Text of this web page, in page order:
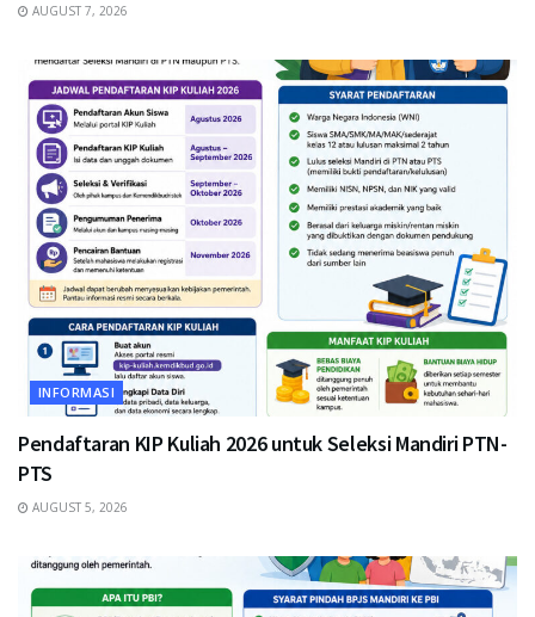
AUGUST 7, 2026
INFORMASI
Pendaftaran KIP Kuliah 2026 untuk Seleksi Mandiri PTN-
PTS
AUGUST 5, 2026